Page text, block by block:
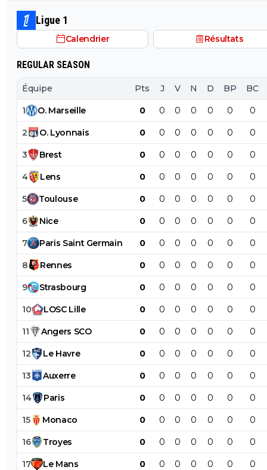
Ligue 1
Calendrier Résultats
REGULAR SEASON
Équipe Pts J V N D BP BC
1 O. Marseille 0 0 0 0 0 0 0
2 O. Lyonnais 0 0 0 0 0 0 0
3 Brest 0 0 0 0 0 0 0
4 Lens 0 0 0 0 0 0 0
5 Toulouse 0 0 0 0 0 0 0
6 Nice 0 0 0 0 0 0 0
7 Paris Saint Germain 0 0 0 0 0 0 0
8 Rennes 0 0 0 0 0 0 0
9 Strasbourg 0 0 0 0 0 0 0
10 LOSC Lille 0 0 0 0 0 0 0
11 Angers SCO 0 0 0 0 0 0 0
12 Le Havre 0 0 0 0 0 0 0
13 Auxerre 0 0 0 0 0 0 0
14 Paris 0 0 0 0 0 0 0
15 Monaco 0 0 0 0 0 0 0
16 Troyes 0 0 0 0 0 0 0
17 Le Mans 0 0 0 0 0 0 0